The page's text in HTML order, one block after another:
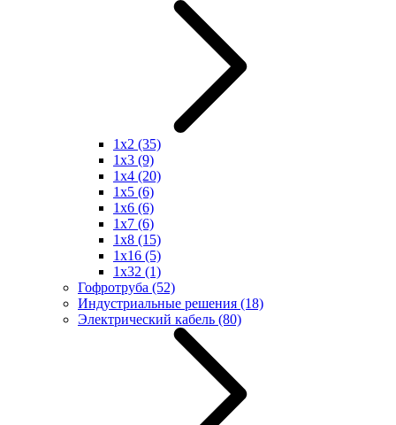
1x2 (35)
1x3 (9)
1x4 (20)
1x5 (6)
1x6 (6)
1x7 (6)
1x8 (15)
1x16 (5)
1x32 (1)
Гофротруба (52)
Индустриальные решения (18)
Электрический кабель (80)